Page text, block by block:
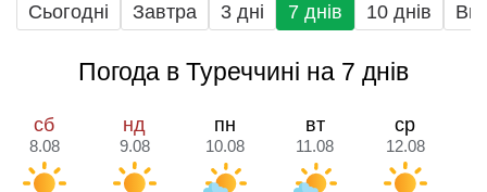
Сьогодні Завтра 3 дні 7 днів 10 днів
Погода в Туреччині на 7 днів
сб
8.08
нд
9.08
пн
10.08
вт
11.08
ср
12.08